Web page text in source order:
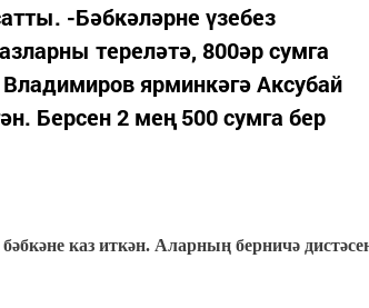
-Бәбкәләрне үзебез
тереләтә, 800әр сумга
ярминкәгә Аксубай
Берсен 2 мең 500 сумга бер
каз иткән. Аларның берничә